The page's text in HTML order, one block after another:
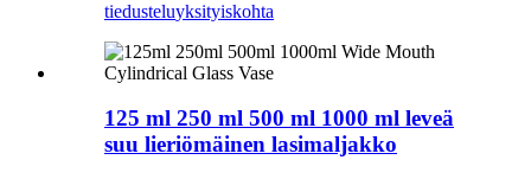
tiedusteluyksityiskohta
125 ml 250 ml 500 ml 1000 ml leveä
suu lieriömäinen lasimaljakko